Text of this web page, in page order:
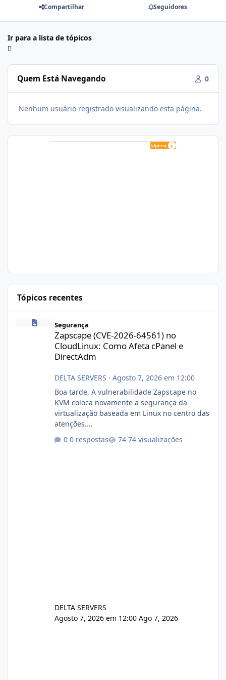
Compartilhar Seguidores
Ir para a lista de tópicos
Quem Está Navegando 0
Nenhum usuário registrado visualizando esta página.
Tópicos recentes
Segurança
Zapscape (CVE-2026-64561) no
CloudLinux: Como Afeta cPanel e
DirectAdm
DELTA SERVERS · Agosto 7, 2026 em 12:00
Boa tarde, A vulnerabilidade Zapscape no
KVM coloca novamente a segurança da
virtualização baseada em Linux no centro das
atenções.
xjx23zz5f Criamos uma breve explicação:
0 respostas 74 visualizações
DELTA SERVERS
Agosto 7, 2026 em 12:00 Ago 7, 2026